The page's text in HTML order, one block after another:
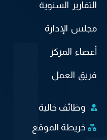
التقارير السنوية
مجلس الإدارة
أعضاء المركز
فريق العمل
وظائف خالية
خريطة الموقع